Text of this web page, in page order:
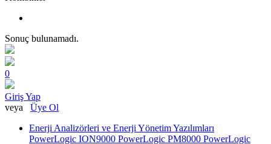
Sonuç bulunamadı.
0
Giriş Yap
veya Üye Ol
Enerji Analizörleri ve Enerji Yönetim Yazılımları
PowerLogic ION9000 PowerLogic PM8000 PowerLogic